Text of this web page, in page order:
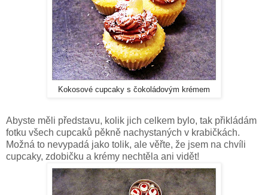
Kokosové cupcaky s čokoládovým krémem
Abyste měli představu, kolik jich celkem bylo, tak přikládám
fotku všech cupcaků pěkně nachystaných v krabičkách.
Možná to nevypadá jako tolik, ale věřte, že jsem na chvíli
cupcaky, zdobičku a krémy nechtěla ani vidět!